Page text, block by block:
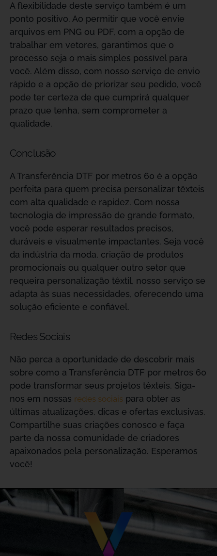
A flexibilidade deste serviço também é um
ponto positivo. Ao permitir que você envie
arquivos em PNG ou PDF, com a opção de
trabalhar em vetores, garantimos que o
processo seja o mais simples possível para
você. Além disso, com nosso serviço de envio
rápido e a opção de priorizar seu pedido, você
pode ter certeza de que cumprirá qualquer
prazo que tenha, sem comprometer a
qualidade.
Conclusão
A Transferência DTF por metros 60 é a opção
perfeita para quem precisa personalizar têxteis
com alta qualidade e rapidez. Com nossa
tecnologia de impressão de grande formato,
você pode esperar resultados precisos,
duráveis e visualmente impactantes. Seja você
da indústria da moda, criação de produtos
promocionais ou qualquer outro setor que
requeira personalização têxtil, nosso serviço se
adapta às suas necessidades, oferecendo uma
solução eficiente e confiável.
Redes Sociais
Não perca a oportunidade de descobrir mais
sobre como a Transferência DTF por metros 60
pode transformar seus projetos têxteis. Siga-
nos em nossas redes sociais para obter as
últimas atualizações, dicas e ofertas exclusivas.
Compartilhe suas criações conosco e faça
parte da nossa comunidade de criadores
apaixonados pela personalização. Esperamos
você!